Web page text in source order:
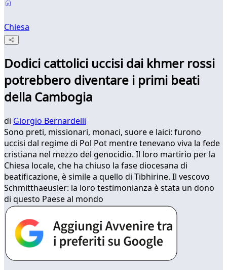
Chiesa
Dodici cattolici uccisi dai khmer rossi
potrebbero diventare i primi beati
della Cambogia
di Giorgio Bernardelli
Sono preti, missionari, monaci, suore e laici: furono
uccisi dal regime di Pol Pot mentre tenevano viva la fede
cristiana nel mezzo del genocidio. Il loro martirio per la
Chiesa locale, che ha chiuso la fase diocesana di
beatificazione, è simile a quello di Tibhirine. Il vescovo
Schmitthaeusler: la loro testimonianza è stata un dono
di questo Paese al mondo